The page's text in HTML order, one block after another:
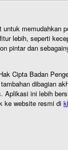
memudahkan
lebih, seperti
pintar dan
Cipta Badan
dibagian
Aplikasi ini lebih
ke website resmi di